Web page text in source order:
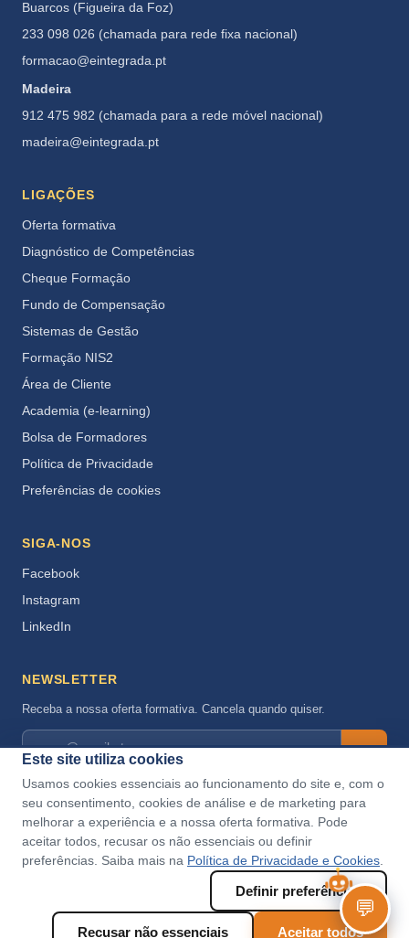
Buarcos (Figueira da Foz)
233 098 026 (chamada para rede fixa nacional)
formacao@eintegrada.pt
Madeira
912 475 982 (chamada para a rede móvel nacional)
madeira@eintegrada.pt
LIGAÇÕES
Oferta formativa
Diagnóstico de Competências
Cheque Formação
Fundo de Compensação
Sistemas de Gestão
Formação NIS2
Área de Cliente
Academia (e-learning)
Bolsa de Formadores
Política de Privacidade
Preferências de cookies
SIGA-NOS
Facebook
Instagram
LinkedIn
NEWSLETTER
Receba a nossa oferta formativa. Cancela quando quiser.
→
Aceito aPolítica de Privacidade.
© 2026 Estratégia Integrada · Entidade Formadora Certificada DGERT
💬
Este site utiliza cookies
Usamos cookies essenciais ao funcionamento do site e, com o
seu consentimento, cookies de análise e de marketing para
melhorar a experiência e a nossa oferta formativa. Pode
aceitar todos, recusar os não essenciais ou definir
preferências. Saiba mais na Política de Privacidade e Cookies.
Definir preferências
Recusar não essenciais Aceitar todos